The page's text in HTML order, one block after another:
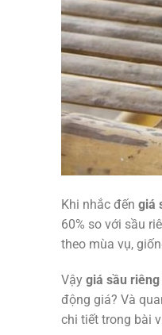
Khi nhắc đến giá
60% so với sầu
theo mùa vụ,
Vậy giá sầu
động giá? Và
chi tiết trong bài